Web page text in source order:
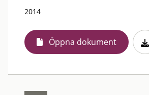
2014
Öppna dokument